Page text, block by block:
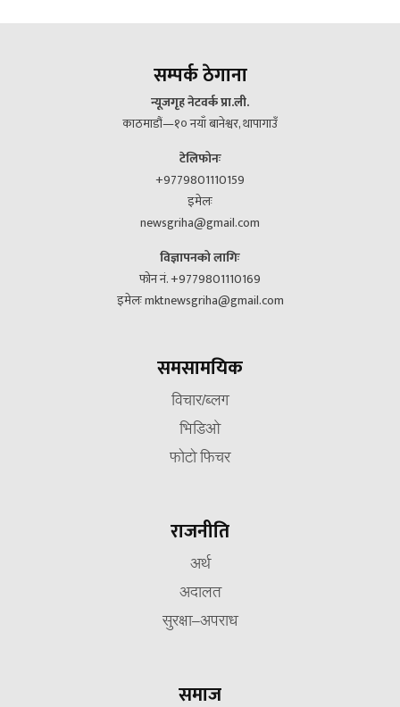
सम्पर्क ठेगाना
न्यूजगृह नेटवर्क प्रा.ली.
काठमाडौं—१० नयाँ बानेश्वर, थापागाउँ
टेलिफोनः
+9779801110159
इमेलः
newsgriha@gmail.com
विज्ञापनको लागिः
फोन नं. +9779801110169
इमेलः mktnewsgriha@gmail.com
समसामयिक
विचार/ब्लग
भिडिओ
फोटो फिचर
राजनीति
अर्थ
अदालत
सुरक्षा–अपराध
समाज